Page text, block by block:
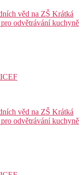
věd na ZŠ Krátká
odvětrávání kuchyně
věd na ZŠ Krátká
odvětrávání kuchyně